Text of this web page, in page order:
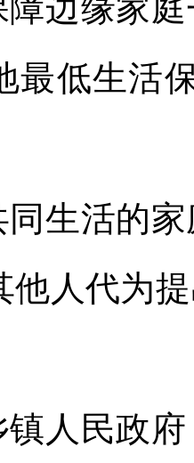
边缘家
最低生活
生活的家
他人代为
人民政府